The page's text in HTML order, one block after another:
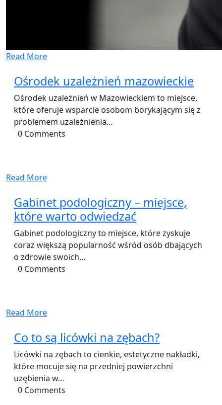
Read More
Ośrodek uzależnień mazowieckie
Ośrodek uzależnień w Mazowieckiem to miejsce,
które oferuje wsparcie osobom borykającym się z
problemem uzależnienia…
0 Comments
Read More
Gabinet podologiczny – miejsce,
które warto odwiedzać
Gabinet podologiczny to miejsce, które zyskuje
coraz większą popularność wśród osób dbających
o zdrowie swoich…
0 Comments
Read More
Co to są licówki na zębach?
Licówki na zębach to cienkie, estetyczne nakładki,
które mocuje się na przedniej powierzchni
uzębienia w…
0 Comments